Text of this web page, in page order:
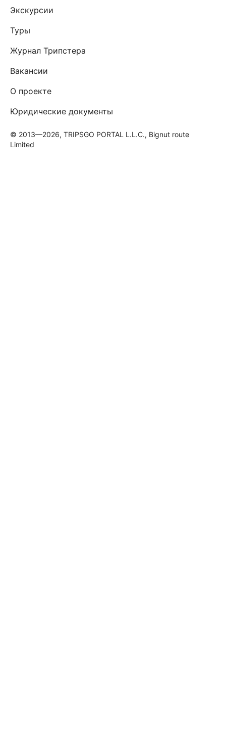
Экскурсии
Туры
Журнал Трипстера
Вакансии
О проекте
Юридические документы
© 2013—2026, TRIPSGO PORTAL L.L.C., Bignut route
Limited